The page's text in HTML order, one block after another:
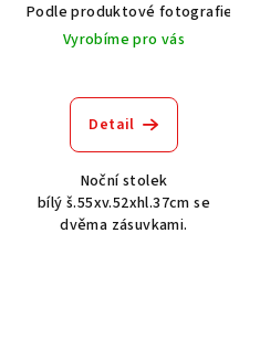
Podle produktové fotografie
Vyrobíme pro vás
Detail
Noční stolek
bílý š.55xv.52xhl.37cm se
dvěma zásuvkami.